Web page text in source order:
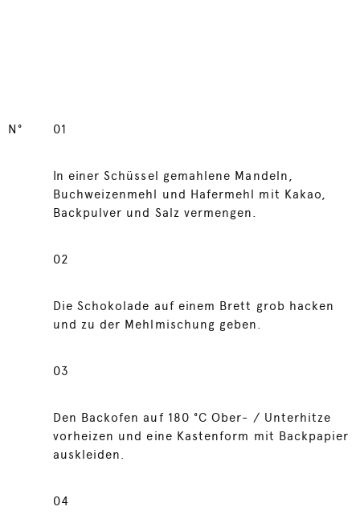
N° 01
In einer Schüssel gemahlene Mandeln,
Buchweizenmehl und Hafermehl mit Kakao,
Backpulver und Salz vermengen.
02
Die Schokolade auf einem Brett grob hacken
und zu der Mehlmischung geben.
03
Den Backofen auf 180 °C Ober- / Unterhitze
vorheizen und eine Kastenform mit Backpapier
auskleiden.
04